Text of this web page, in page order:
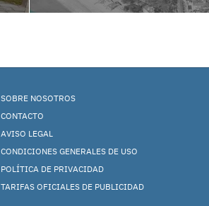
SOBRE NOSOTROS
CONTACTO
AVISO LEGAL
CONDICIONES GENERALES DE USO
POLÍTICA DE PRIVACIDAD
TARIFAS OFICIALES DE PUBLICIDAD